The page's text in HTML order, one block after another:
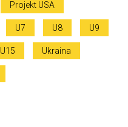
Projekt USA
U7 U8 U9
U15 Ukraina